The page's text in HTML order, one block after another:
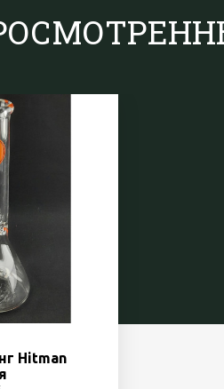
Hitman